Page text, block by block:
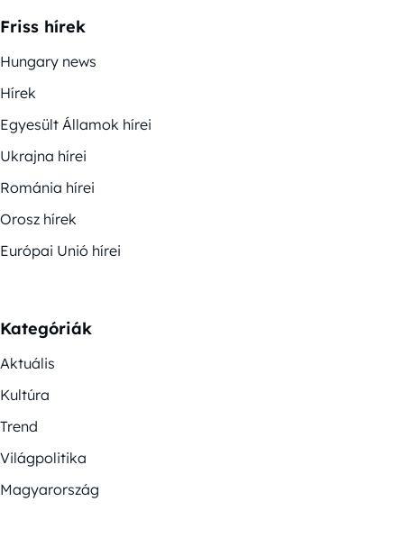
Friss hírek
Hungary news
Hírek
Egyesült Államok hírei
Ukrajna hírei
Románia hírei
Orosz hírek
Európai Unió hírei
Kategóriák
Aktuális
Kultúra
Trend
Világpolitika
Magyarország